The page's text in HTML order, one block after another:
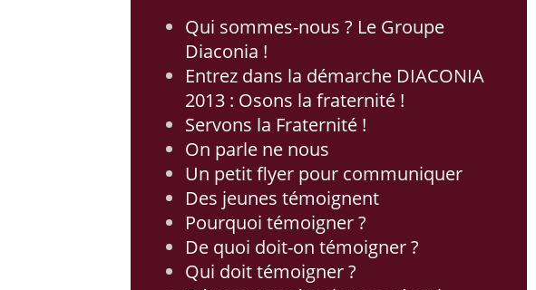
Qui sommes-nous ? Le Groupe
Diaconia !
Entrez dans la démarche DIACONIA
2013 : Osons la fraternité !
Servons la Fraternité !
On parle ne nous
Un petit flyer pour communiquer
Des jeunes témoignent
Pourquoi témoigner ?
De quoi doit-on témoigner ?
Qui doit témoigner ?